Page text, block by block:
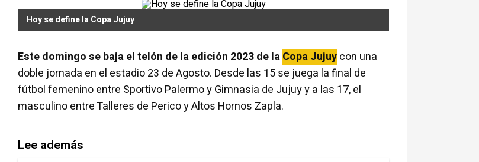
Hoy se define la Copa Jujuy
Este domingo se baja el telón de la edición 2023 de laCopa Jujuycon una
doble jornada en el estadio 23 de Agosto. Desde las 15 se juega la final de
fútbol femenino entre Sportivo Palermo y Gimnasia de Jujuy y a las 17, el
masculino entre Talleres de Perico y Altos Hornos Zapla.
Lee además